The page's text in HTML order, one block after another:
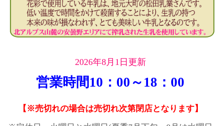
2026年8月1日更新
営業時間10：00～18：00
【※売切れの場合は売切れ次第閉店となります】